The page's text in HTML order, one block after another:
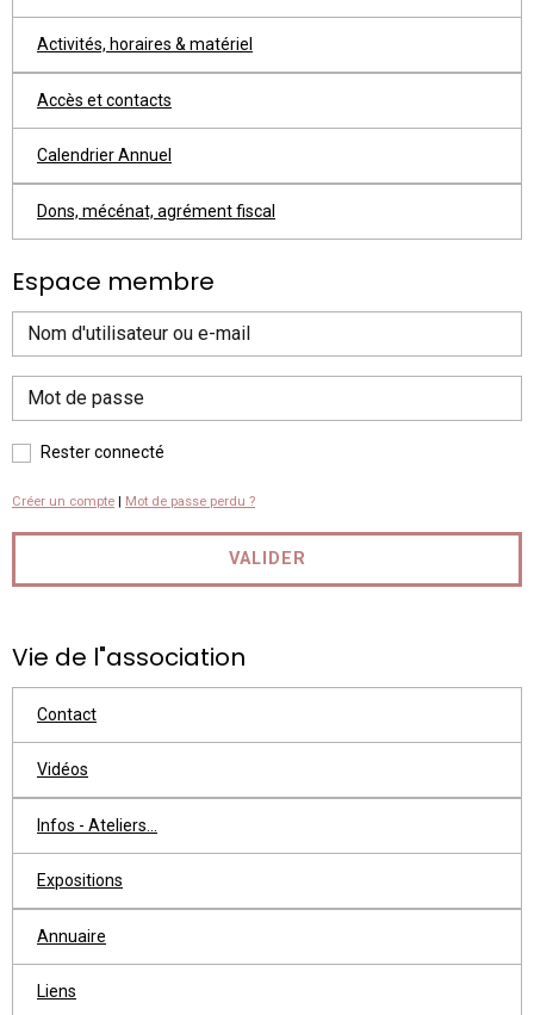
Activités, horaires & matériel
Accès et contacts
Calendrier Annuel
Dons, mécénat, agrément fiscal
Espace membre
Rester connecté
Créer un compte | Mot de passe perdu ?
VALIDER
Vie de l"association
Contact
Vidéos
Infos - Ateliers...
Expositions
Annuaire
Liens